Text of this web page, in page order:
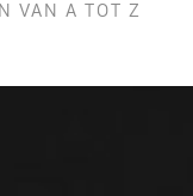
VAN A TOT Z